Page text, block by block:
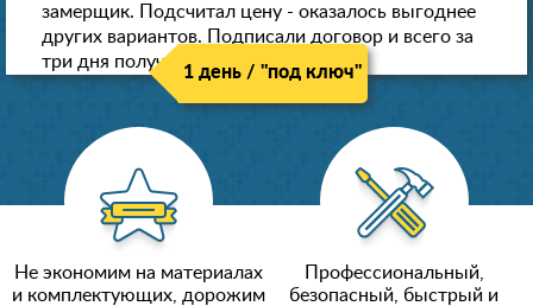
замерщик. Подсчитал цену - оказалось выгоднее
других вариантов. Подписали договор и всего за
три дня получили новые потолки!
1 день / "под ключ"
Не экономим на материалах
и комплектующих, дорожим
Профессиональный,
безопасный, быстрый и